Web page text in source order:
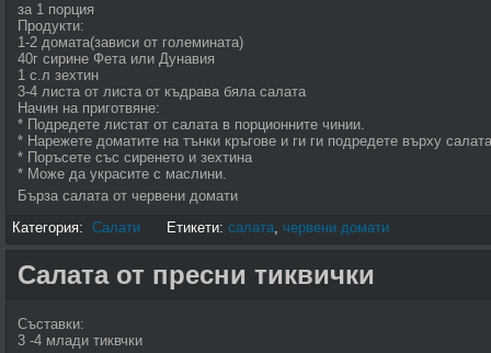
за 1 порция
Продукти:
1-2 домата(зависи от големината)
40г сирине Фета или Дунавия
1 с.л зехтин
3-4 листа от листа от къдрава бяла салата
Начин на приготвяне:
* Подредете листат от салата в порционните чинии.
* Нарежете доматите на тънки кръгове и ги ги подредете върху
* Поръсете със сиренето и зехтина
* Може да украсите с маслини.
Бърза салата от червени домати
Категория: Салати Етикети: салата, червени домати
Салата от пресни тиквички
Съставки:
3 -4 млади тиквчки